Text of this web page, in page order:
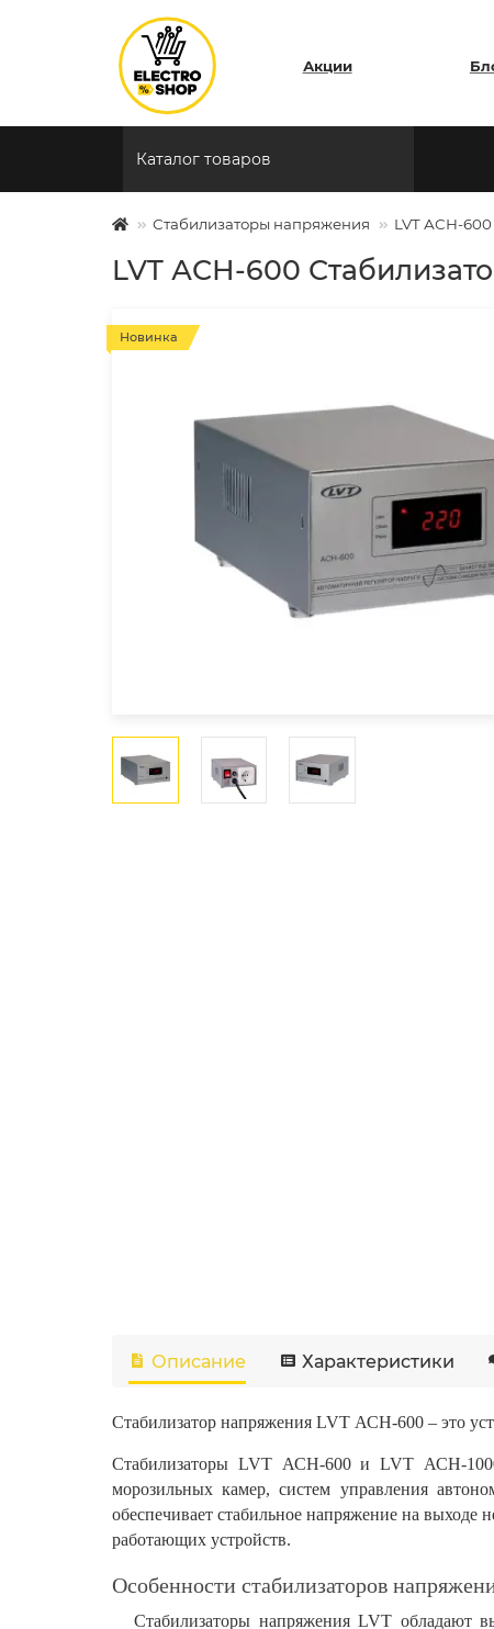
Акции
Каталог товаров
Стабилизаторы напряжения LVT АСН-
LVT АСН-600
Новинка
Описание Характеристики
Стабилизатор напряжения LVT АСН-600 – это
Стабилизаторы LVT АСН-600 и LVT АСН-1000
морозильных камер, систем управления
обеспечивает стабильное напряжение на
работающих устройств.
Особенности стабилизаторов
Стабилизаторы напряжения LVT обладают